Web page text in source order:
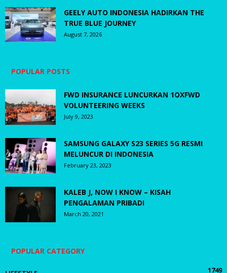
GEELY AUTO INDONESIA HADIRKAN THE
TRUE BLUE JOURNEY
August 7, 2026
POPULAR POSTS
FWD INSURANCE LUNCURKAN 1OXFWD
VOLUNTEERING WEEKS
July 9, 2023
SAMSUNG GALAXY S23 SERIES 5G RESMI
MELUNCUR DI INDONESIA
February 23, 2023
KALEB J, NOW I KNOW – KISAH
PENGALAMAN PRIBADI
March 20, 2021
POPULAR CATEGORY
1749